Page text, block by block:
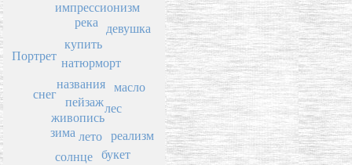
пейзаж
названия
живопись
лето
натюрморт
купить
солнце
лес
зима
букет
масло
река
снег
реализм
импрессионизм
Портрет
девушка